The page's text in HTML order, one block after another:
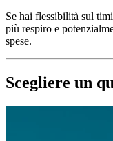
Se hai flessibilità sul
più respiro e
spese.
Scegliere un